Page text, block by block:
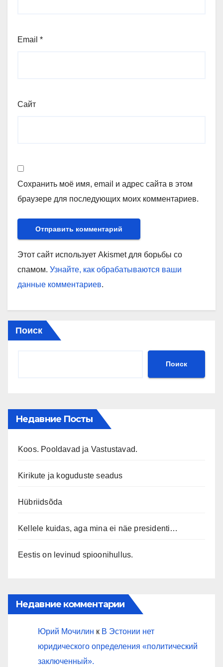
Email *
Сайт
Сохранить моё имя, email и адрес сайта в этом
браузере для последующих моих комментариев.
Этот сайт использует Akismet для борьбы со
спамом. Узнайте, как обрабатываются ваши
данные комментариев.
Поиск
Поиск
Недавние Посты
Koos. Pooldavad ja Vastustavad.
Kirikute ja koguduste seadus
Hübriidsõda
Kellele kuidas, aga mina ei näe presidenti…
Eestis on levinud spioonihullus.
Недавние комментарии
Юрий Мочилин к В Эстонии нет
юридического определения «политический
заключенный».